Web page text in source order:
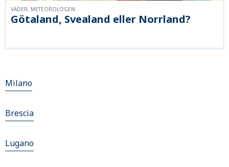
Götaland, Svealand eller Norrland?
VÄDER, METEOROLOGEN
Milano
Brescia
Lugano